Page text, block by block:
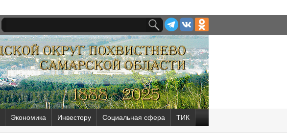
Экономика Инвестору Социальная сфера ТИК